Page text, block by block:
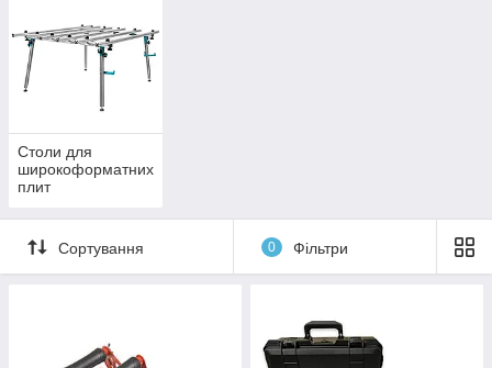
Столи для
широкоформатних
плит
Сортування 0 Фільтри